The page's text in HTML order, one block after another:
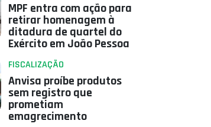
MPF entra com ação para
retirar homenagem à
ditadura de quartel do
Exército em João Pessoa
FISCALIZAÇÃO
Anvisa proíbe produtos
sem registro que
prometiam
emagrecimento